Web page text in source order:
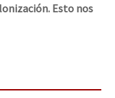
Esto nos